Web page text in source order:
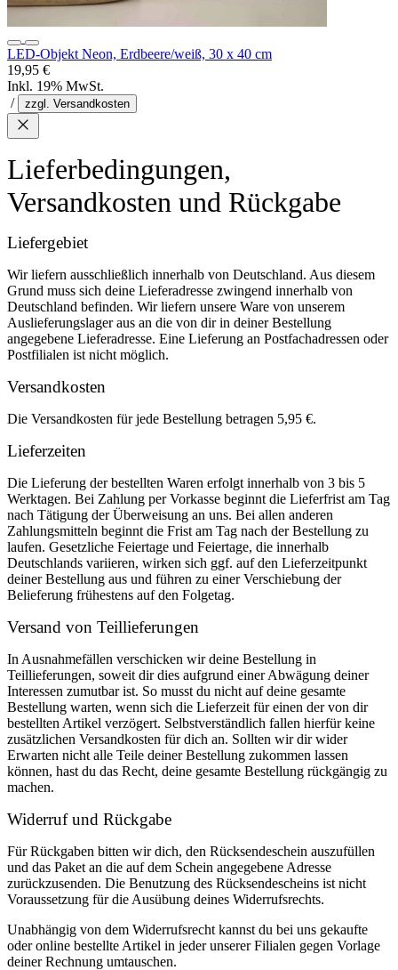
LED-Objekt Neon, Erdbeere/weiß, 30 x 40 cm
19,95 €
Inkl. 19% MwSt.
/
zzgl. Versandkosten
Lieferbedingungen,
Versandkosten und Rückgabe
Liefergebiet
Wir liefern ausschließlich innerhalb von Deutschland. Aus diesem
Grund muss sich deine Lieferadresse zwingend innerhalb von
Deutschland befinden. Wir liefern unsere Ware von unserem
Auslieferungslager aus an die von dir in deiner Bestellung
angegebene Lieferadresse. Eine Lieferung an Postfachadressen oder
Postfilialen ist nicht möglich.
Versandkosten
Die Versandkosten für jede Bestellung betragen 5,95 €.
Lieferzeiten
Die Lieferung der bestellten Waren erfolgt innerhalb von 3 bis 5
Werktagen. Bei Zahlung per Vorkasse beginnt die Lieferfrist am Tag
nach Tätigung der Überweisung an uns. Bei allen anderen
Zahlungsmitteln beginnt die Frist am Tag nach der Bestellung zu
laufen. Gesetzliche Feiertage und Feiertage, die innerhalb
Deutschlands variieren, wirken sich ggf. auf den Lieferzeitpunkt
deiner Bestellung aus und führen zu einer Verschiebung der
Belieferung frühestens auf den Folgetag.
Versand von Teillieferungen
In Ausnahmefällen verschicken wir deine Bestellung in
Teillieferungen, soweit dir dies aufgrund einer Abwägung deiner
Interessen zumutbar ist. So musst du nicht auf deine gesamte
Bestellung warten, wenn sich die Lieferzeit für einen der von dir
bestellten Artikel verzögert. Selbstverständlich fallen hierfür keine
zusätzlichen Versandkosten für dich an. Sollten wir dir wider
Erwarten nicht alle Teile deiner Bestellung zukommen lassen
können, hast du das Recht, deine gesamte Bestellung rückgängig zu
machen.
Widerruf und Rückgabe
Für Rückgaben bitten wir dich, den Rücksendeschein auszufüllen
und das Paket an die auf dem Schein angegebene Adresse
zurückzusenden. Die Benutzung des Rücksendescheins ist nicht
Voraussetzung für die Ausübung deines Widerrufsrechts.
Unabhängig von dem Widerrufsrecht kannst du bei uns gekaufte
oder online bestellte Artikel in jeder unserer Filialen gegen Vorlage
deiner Rechnung umtauschen.